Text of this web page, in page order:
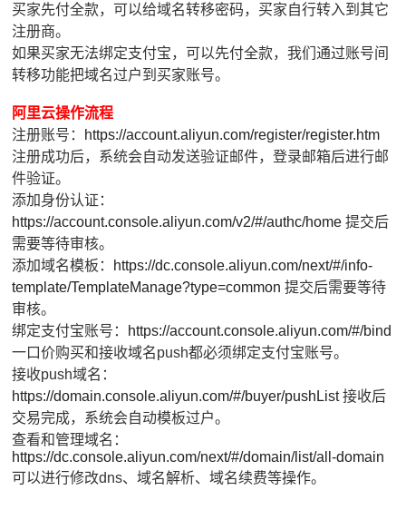
买家先付全款，可以给域名转移密码，买家自行转入到其它
注册商。
如果买家无法绑定支付宝，可以先付全款，我们通过账号间
转移功能把域名过户到买家账号。
阿里云操作流程
注册账号： https://account.aliyun.com/register/register.htm
注册成功后，系统会自动发送验证邮件，登录邮箱后进行邮
件验证。
添加身份认证：
https://account.console.aliyun.com/v2/#/authc/home 提交后
需要等待审核。
添加域名模板： https://dc.console.aliyun.com/next/#/info-
template/TemplateManage?type=common 提交后需要等待
审核。
绑定支付宝账号： https://account.console.aliyun.com/#/bind
一口价购买和接收域名push都必须绑定支付宝账号。
接收push域名：
https://domain.console.aliyun.com/#/buyer/pushList接收后
交易完成，系统会自动模板过户。
查看和管理域名：
https://dc.console.aliyun.com/next/#/domain/list/all-domain
可以进行修改dns、域名解析、域名续费等操作。